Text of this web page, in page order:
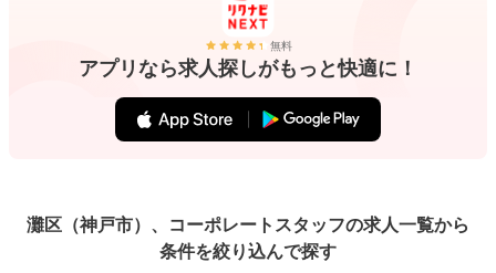
無料
アプリなら求人探しがもっと快適に！
灘区（神戸市）、コーポレートスタッフの求人一覧から
条件を絞り込んで探す